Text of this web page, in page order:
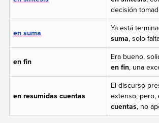
decisión
en suma Ya está
suma, solo
en fin
Era bueno,
en fin, una
en resumidas cuentas
El discurso
extenso, pero,
cuentas, no